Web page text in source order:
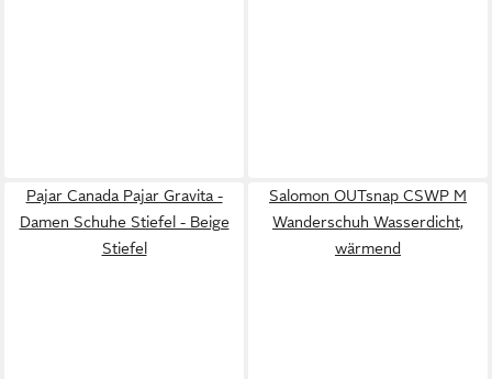
Pajar Canada Pajar Gravita -
Damen Schuhe Stiefel - Beige
Stiefel
Salomon OUTsnap CSWP M
Wanderschuh Wasserdicht,
wärmend